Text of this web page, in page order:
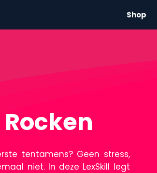
Shop
tentamens? Geen stress,
niet. In deze LexSkill legt